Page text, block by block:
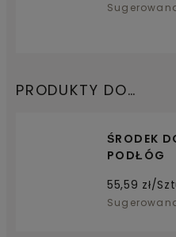
PRODUKTY DO
ŚRODEK
PODŁÓG
55,59 zł/